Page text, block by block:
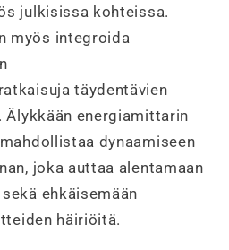
julkisissa kohteissa.
myös integroida
täydentävien
Älykkään energiamittarin
dynaamiseen
joka auttaa alentamaan
ehkäisemään
häiriöitä.